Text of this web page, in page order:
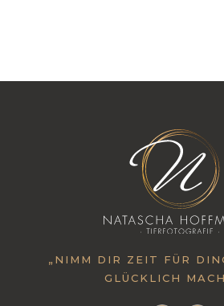
„NIMM DIR ZEIT FÜR
GLÜCKLICH